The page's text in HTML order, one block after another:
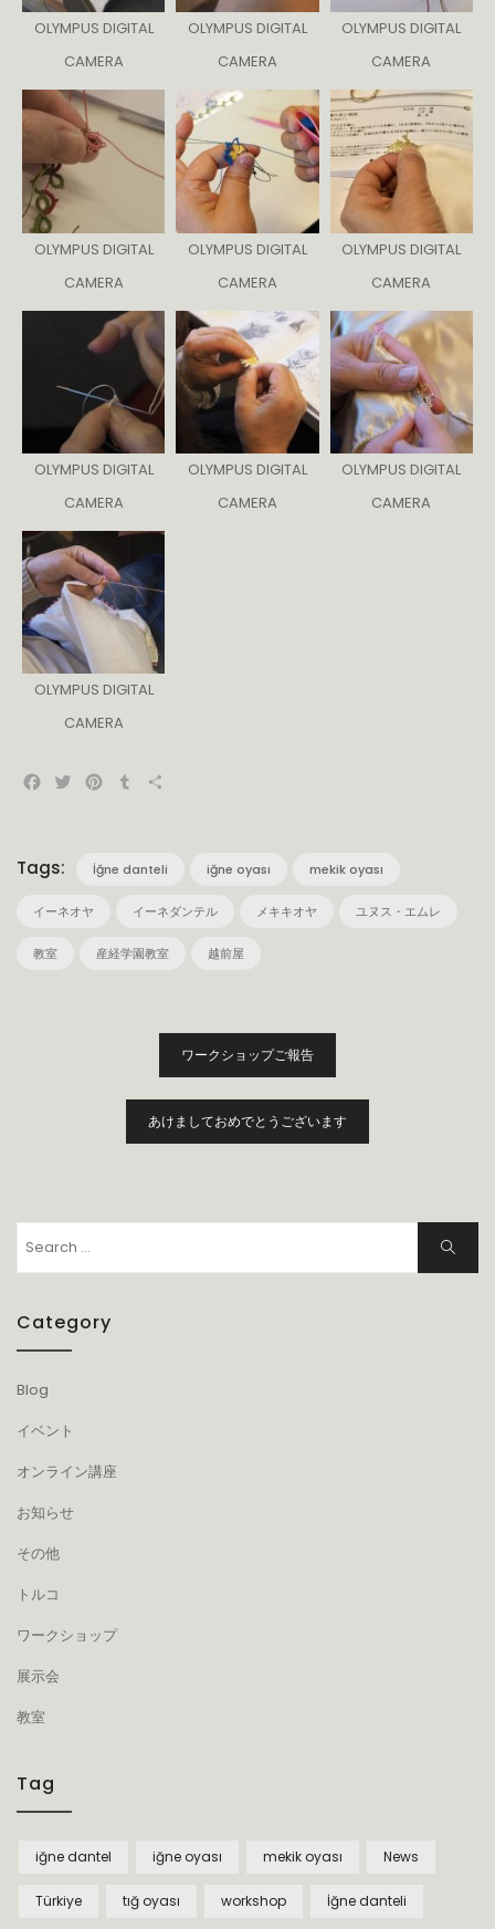
OLYMPUS DIGITAL
CAMERA
OLYMPUS DIGITAL
CAMERA
OLYMPUS DIGITAL
CAMERA
OLYMPUS DIGITAL
CAMERA
OLYMPUS DIGITAL
CAMERA
OLYMPUS DIGITAL
CAMERA
OLYMPUS DIGITAL
CAMERA
OLYMPUS DIGITAL
CAMERA
OLYMPUS DIGITAL
CAMERA
OLYMPUS DIGITAL
CAMERA
Facebook
TwitterPinterest
Tumblr
Tags: İğne danteli iğne oyası mekik oyası
イーネオヤ イーネダンテル メキキオヤ ユヌス・エムレ
教室 産経学園教室 越前屋
ョ
ン
ワークショップご報告
あけましておめでとうございます
Search
for:
Search
Category
Blog
イベント
オンライン講座
お知らせ
その他
トルコ
ワークショップ
展示会
教室
Tag
iğne dantel iğne oyası mekik oyası News
Türkiye tığ oyası workshop İğne danteli